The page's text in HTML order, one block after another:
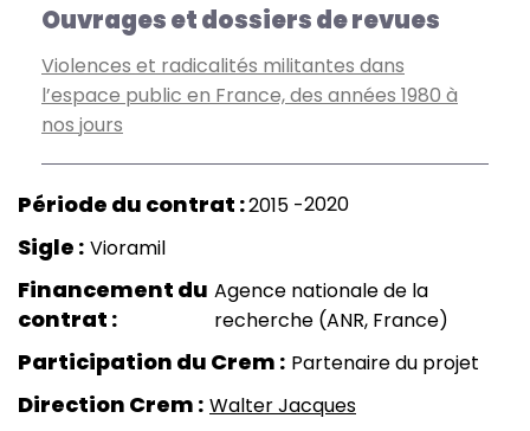
Ouvrages et dossiers de revues
Violences et radicalités militantes dans
l’espace public en France, des années 1980 à
nos jours
2015 2020
Sigle Vioramil
Financement du
contrat
Agence nationale de la
recherche (ANR, France)
Participation du Crem Partenaire du projet
Direction Crem Walter Jacques